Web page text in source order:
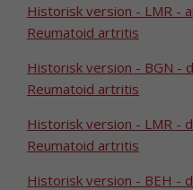
Historisk version - LMR -
Reumatoid artritis
Historisk version - BGN -
Reumatoid artritis
Historisk version - LMR -
Reumatoid artritis
Historisk version - BEH -